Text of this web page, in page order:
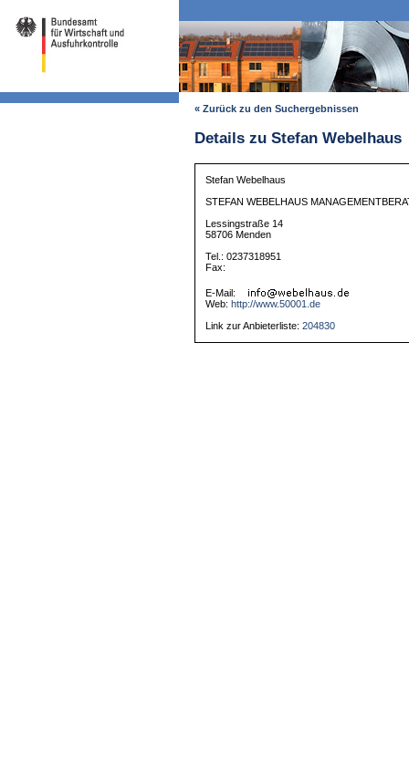
« Zurück zu den Suchergebnissen
Details zu Stefan Webelhaus
Stefan Webelhaus
STEFAN WEBELHAUS
Lessingstraße 14
58706 Menden
Tel.: 0237318951
Fax:
E-Mail:
Web: http://www.50001.de
Link zur Anbieterliste:204830